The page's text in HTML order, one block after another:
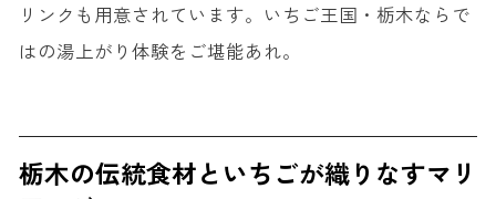
リンクも用意されています。いちご王国・栃木ならで
はの湯上がり体験をご堪能あれ。
栃木の伝統食材といちごが織りなすマリ